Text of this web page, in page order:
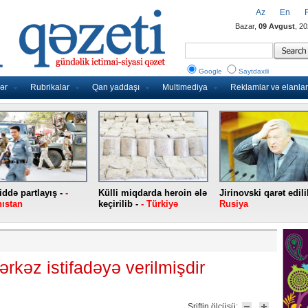
Rubrikalar Qan yaddaşı Multimediya Reklamlar və elanlar
Az En
Bazar, 09 Avgust ,
Google Saytdaxili
partlayış - -
Külli miqdarda heroin ələ
keçirilib - - Türkiyə
Jirinovski qarət
Rusiya
istifadəyə verilmişdir